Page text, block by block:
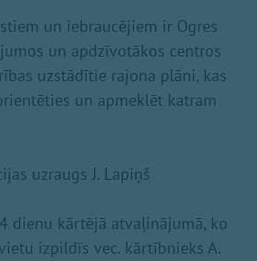
un iebraucējiem ir Ogres
un apdzīvotākos centros
uzstādītie rajona plāni, kas
un apmeklēt katram
uzraugs J. Lapiņš
dienu kārtējā atvaļinājumā, ko
izpildīs vec. kārtībnieks A.